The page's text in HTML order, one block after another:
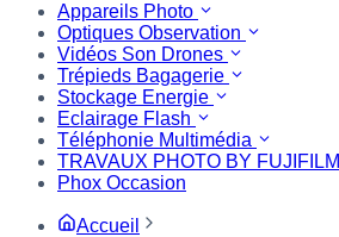
Appareils Photo
Optiques Observation
Vidéos Son Drones
Trépieds Bagagerie
Stockage Energie
Eclairage Flash
Téléphonie Multimédia
TRAVAUX PHOTO BY FUJIFILM
Phox Occasion
Accueil